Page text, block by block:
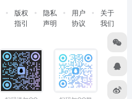
版权
指引
隐私
声明
用户
协议
关于
我们